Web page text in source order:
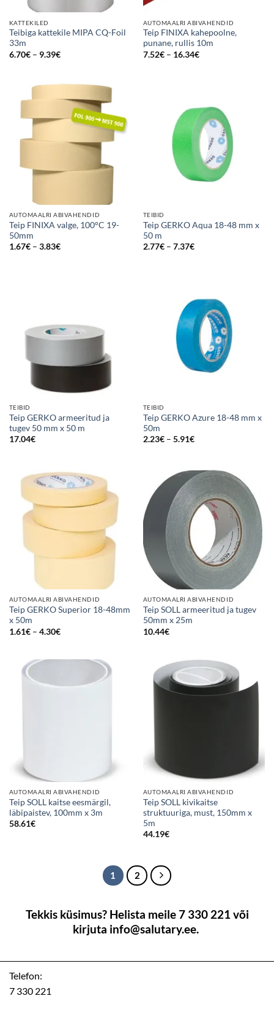
KATTEKILED
Teibiga kattekile MIPA CQ-Foil
33m
6.70€ – 9.39€Price
9.39€
AUTOMAALRI ABIVAHENDID
Teip FINIXA kahepoolne,
punane, rullis 10m
7.52€ – 16.34€Price
AUTOMAALRI ABIVAHENDID
Teip FINIXA valge, 100°C 19-
50mm
1.67€ – 3.83€Price
TEIBID
Teip GERKO Aqua 18-48 mm x
50 m
2.77€ – 7.37€Price
TEIBID
Teip GERKO armeeritud ja
tugev 50 mm x 50 m
17.04€
TEIBID
Teip GERKO Azure 18-48 mm x
50m
2.23€ – 5.91€Price
5.91€
AUTOMAALRI ABIVAHENDID
Teip GERKO Superior 18-48mm
x 50m
1.61€ – 4.30€Price
4.30€
AUTOMAALRI ABIVAHENDID
Teip SOLL armeeritud ja tugev
50mm x 25m
10.44€
AUTOMAALRI ABIVAHENDID
Teip SOLL kaitse eesmärgil,
läbipaistev, 100mm x 3m
58.61€
AUTOMAALRI ABIVAHENDID
Teip SOLL kivikaitse
struktuuriga, must, 150mm x
5m
44.19€
1 2
Tekkis küsimus? Helista meile 7 330 221 või
kirjuta info@salutary.ee.
Telefon:
7 330 221